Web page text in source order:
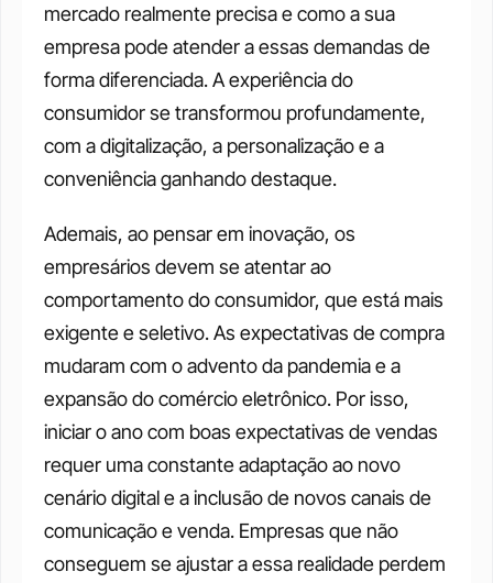
mercado realmente precisa e como a sua
empresa pode atender a essas demandas de
forma diferenciada. A experiência do
consumidor se transformou profundamente,
com a digitalização, a personalização e a
conveniência ganhando destaque.
Ademais, ao pensar em inovação, os
empresários devem se atentar ao
comportamento do consumidor, que está mais
exigente e seletivo. As expectativas de compra
mudaram com o advento da pandemia e a
expansão do comércio eletrônico. Por isso,
iniciar o ano com boas expectativas de vendas
requer uma constante adaptação ao novo
cenário digital e a inclusão de novos canais de
comunicação e venda. Empresas que não
conseguem se ajustar a essa realidade perdem